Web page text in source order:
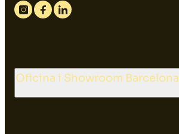
Instagram
FacebookLinkedin
Oficina i Showroom Barcelona